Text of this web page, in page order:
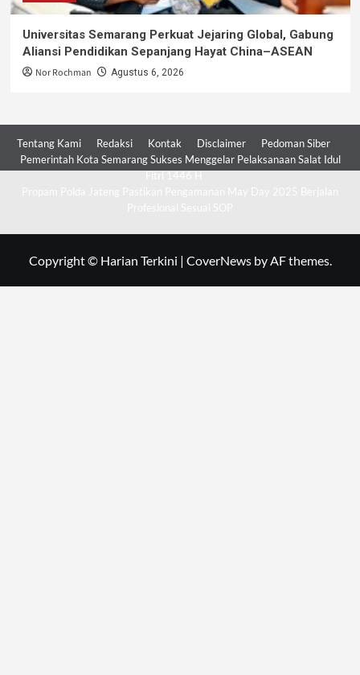
Universitas Semarang Perkuat Jejaring Global, Gabung
Aliansi Pendidikan Sepanjang Hayat China–ASEAN
Nor Rochman Agustus 6, 2026
Tentang Kami Redaksi Kontak Disclaimer
Pedoman Siber
Pemerintah Kota Semarang Sukses Menggelar Pelaksanaan Salat Idul
Copyright © Harian Terkini | CoverNewsby AF themes.